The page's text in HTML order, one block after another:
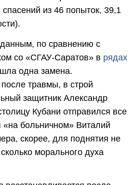
из 46 попыток, 39,1
по сравнению с
со «СГАУ-Саратов» в рядах
одна замена.
травмы, в строй
защитник Александр
Кубани отправился все
больничном» Виталий
скорее, для поднятия не
морального духа